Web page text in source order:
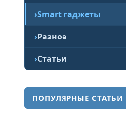
Smart гаджеты
Разное
Статьи
ПОПУЛЯРНЫЕ СТАТЬИ